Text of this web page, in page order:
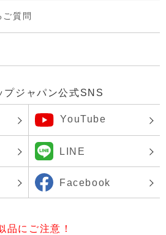
質問
プジャパン公式SNS
YouTube
LINE
Facebook
品にご注意！